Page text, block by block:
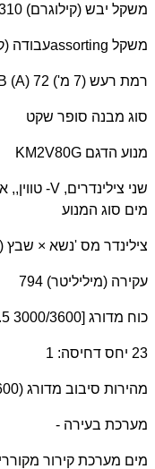
משקל יבש (קילוגרם) 310
משקל assortingעבודה
רמת רעש (7 מ') (A) 72
סוג מבנה סופר שקט
מנוע הדגם KM2V80G
שני צילינדרים, V
-
מים סוג המנוע
צילינדר מס 'נשא × שבץ (מ"מ) 2-
עקירה (מיליליטר) 794
כוח מדורג [3000/3600
23 יחס דחיסה: 1
מהירות סיבוב מדורג (
מערכת בעירה -
מים מערכת קירור